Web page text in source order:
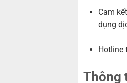
Cam
dụng
Hotline
Thông